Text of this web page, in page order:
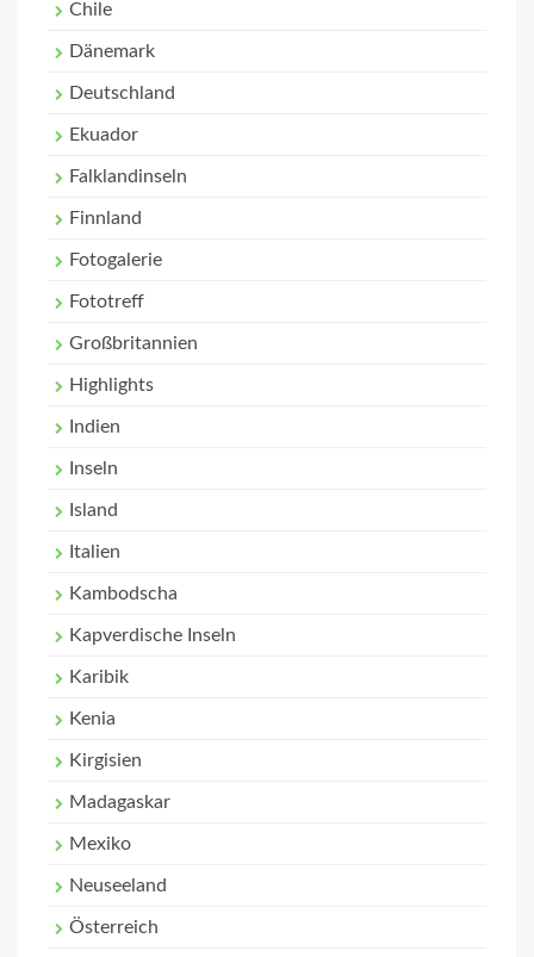
Chile
Dänemark
Deutschland
Ekuador
Falklandinseln
Finnland
Fotogalerie
Fototreff
Großbritannien
Highlights
Indien
Inseln
Island
Italien
Kambodscha
Kapverdische Inseln
Karibik
Kenia
Kirgisien
Madagaskar
Mexiko
Neuseeland
Österreich